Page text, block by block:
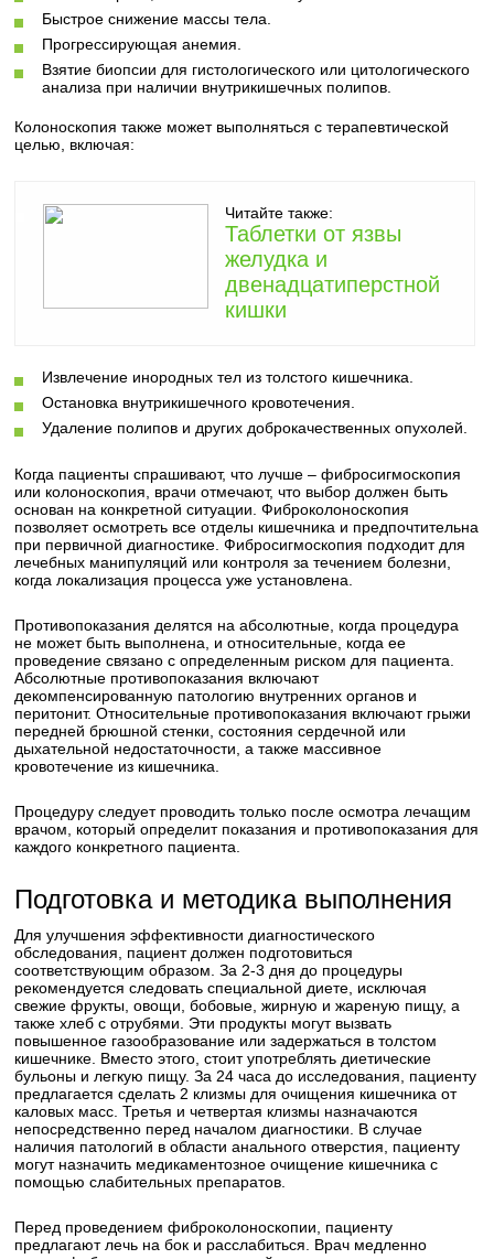
Быстрое снижение массы тела.
Прогрессирующая анемия.
Взятие биопсии для гистологического или цитологического
анализа при наличии внутрикишечных полипов.
Колоноскопия также может выполняться с терапевтической
целью, включая:
Читайте также:
Таблетки от язвы
желудка и
двенадцатиперстной
кишки
Извлечение инородных тел из толстого кишечника.
Остановка внутрикишечного кровотечения.
Удаление полипов и других доброкачественных опухолей.
Когда пациенты спрашивают, что лучше – фибросигмоскопия
или колоноскопия, врачи отмечают, что выбор должен быть
основан на конкретной ситуации. Фиброколоноскопия
позволяет осмотреть все отделы кишечника и предпочтительна
при первичной диагностике. Фибросигмоскопия подходит для
лечебных манипуляций или контроля за течением болезни,
когда локализация процесса уже установлена.
Противопоказания делятся на абсолютные, когда процедура
не может быть выполнена, и относительные, когда ее
проведение связано с определенным риском для пациента.
Абсолютные противопоказания включают
декомпенсированную патологию внутренних органов и
перитонит. Относительные противопоказания включают грыжи
передней брюшной стенки, состояния сердечной или
дыхательной недостаточности, а также массивное
кровотечение из кишечника.
Процедуру следует проводить только после осмотра лечащим
врачом, который определит показания и противопоказания для
каждого конкретного пациента.
Подготовка и методика выполнения
Для улучшения эффективности диагностического
обследования, пациент должен подготовиться
соответствующим образом. За 2-3 дня до процедуры
рекомендуется следовать специальной диете, исключая
свежие фрукты, овощи, бобовые, жирную и жареную пищу, а
также хлеб с отрубями. Эти продукты могут вызвать
повышенное газообразование или задержаться в толстом
кишечнике. Вместо этого, стоит употреблять диетические
бульоны и легкую пищу. За 24 часа до исследования, пациенту
предлагается сделать 2 клизмы для очищения кишечника от
каловых масс. Третья и четвертая клизмы назначаются
непосредственно перед началом диагностики. В случае
наличия патологий в области анального отверстия, пациенту
могут назначить медикаментозное очищение кишечника с
помощью слабительных препаратов.
Перед проведением фиброколоноскопии, пациенту
предлагают лечь на бок и расслабиться. Врач медленно